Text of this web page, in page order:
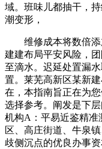
域。班味儿都抽干，
潮变形，
维修成本将数倍添
建建布局平安风险，
至滴水。迟延处置漏
置。莱芜高新区某新
在，本指南旨正在为
选择参考。阐发是下
机构A：平易近鉴精准
区、高庄街道、牛泉
歧侧沉点的优良办事